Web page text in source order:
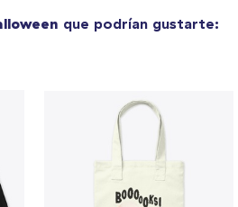
que podrían gustarte: